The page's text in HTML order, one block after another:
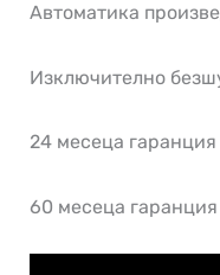
Автоматика
Изключително
24 месеца
60 месеца